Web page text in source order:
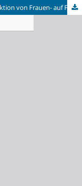
„Doris ihr‘n Mann seine Partei.“ Die Reduktion von Frauen- auf Familienpolitik im bundesdeutschen Wahlkampf 2002